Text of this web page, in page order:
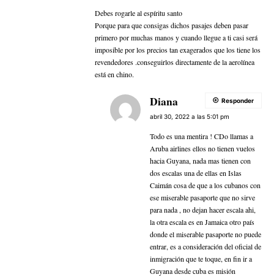
Debes rogarle al espíritu santo
Porque para que consigas dichos pasajes deben pasar
primero por muchas manos y cuando llegue a ti casi será
imposible por los precios tan exagerados que los tiene los
revendedores .conseguirlos directamente de la aerolínea
está en chino.
Diana
abril 30, 2022 a las 5:01 pm
Todo es una mentira ! CDo llamas a
Aruba airlines ellos no tienen vuelos
hacia Guyana, nada mas tienen con
dos escalas una de ellas en Islas
Caimán cosa de que a los cubanos con
ese miserable pasaporte que no sirve
para nada , no dejan hacer escala ahi,
la otra escala es en Jamaica otro país
donde el miserable pasaporte no puede
entrar, es a consideración del oficial de
inmigración que te toque, en fin ir a
Guyana desde cuba es misión
Responder